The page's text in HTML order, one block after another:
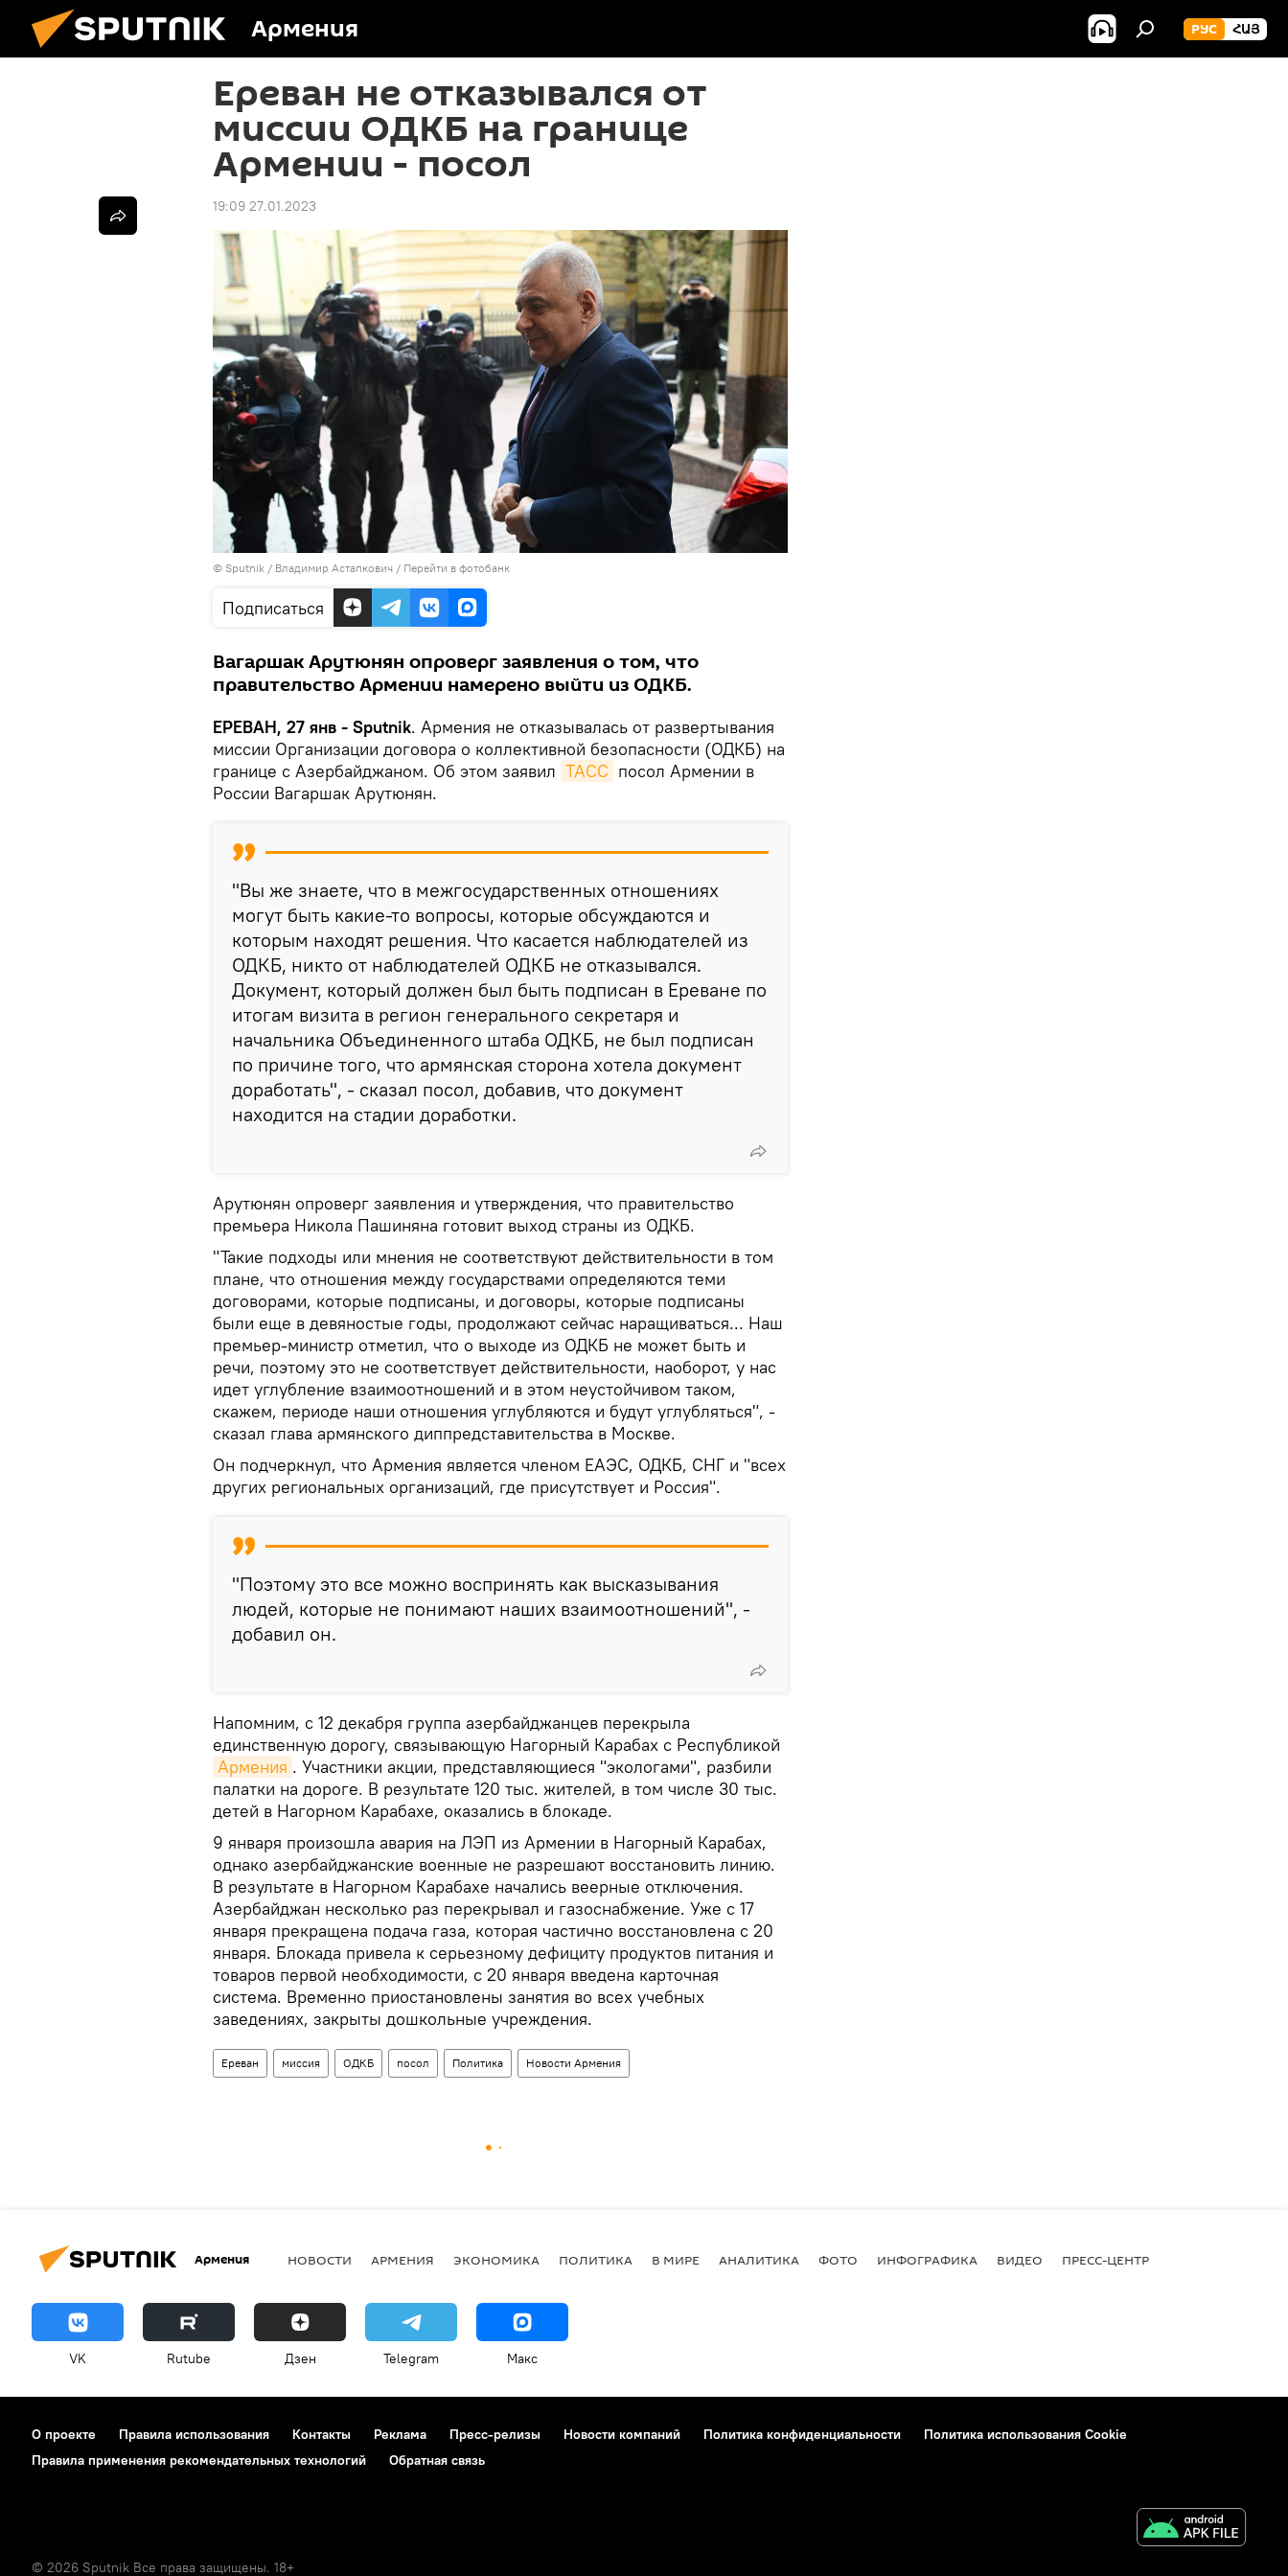
Армения РУС ՀԱՅ
Ереван не отказывался от
миссии ОДКБ на границе
Армении - посол
19:09 27.01.2023
© Sputnik / Владимир Астапкович / Перейти в фотобанк
Подписаться
Вагаршак Арутюнян опроверг заявления о том, что
правительство Армении намерено выйти из ОДКБ.
ЕРЕВАН, 27 янв - Sputnik. Армения не отказывалась от развертывания
миссии Организации договора о коллективной безопасности (ОДКБ) на
границе с Азербайджаном. Об этом заявил ТАСС посол Армении в
России Вагаршак Арутюнян.
"Вы же знаете, что в межгосударственных отношениях
могут быть какие-то вопросы, которые обсуждаются и
которым находят решения. Что касается наблюдателей из
ОДКБ, никто от наблюдателей ОДКБ не отказывался.
Документ, который должен был быть подписан в Ереване по
итогам визита в регион генерального секретаря и
начальника Объединенного штаба ОДКБ, не был подписан
по причине того, что армянская сторона хотела документ
доработать", - сказал посол, добавив, что документ
находится на стадии доработки.
Арутюнян опроверг заявления и утверждения, что правительство
премьера Никола Пашиняна готовит выход страны из ОДКБ.
"Такие подходы или мнения не соответствуют действительности в том
плане, что отношения между государствами определяются теми
договорами, которые подписаны, и договоры, которые подписаны
были еще в девяностые годы, продолжают сейчас наращиваться... Наш
премьер-министр отметил, что о выходе из ОДКБ не может быть и
речи, поэтому это не соответствует действительности, наоборот, у нас
идет углубление взаимоотношений и в этом неустойчивом таком,
скажем, периоде наши отношения углубляются и будут углубляться", -
сказал глава армянского диппредставительства в Москве.
Он подчеркнул, что Армения является членом ЕАЭС, ОДКБ, СНГ и "всех
других региональных организаций, где присутствует и Россия".
"Поэтому это все можно воспринять как высказывания
людей, которые не понимают наших взаимоотношений", -
добавил он.
Напомним, с 12 декабря группа азербайджанцев перекрыла
единственную дорогу, связывающую Нагорный Карабах с Республикой
Армения . Участники акции, представляющиеся "экологами", разбили
палатки на дороге. В результате 120 тыс. жителей, в том числе 30 тыс.
детей в Нагорном Карабахе, оказались в блокаде.
9 января произошла авария на ЛЭП из Армении в Нагорный Карабах,
однако азербайджанские военные не разрешают восстановить линию.
В результате в Нагорном Карабахе начались веерные отключения.
Азербайджан несколько раз перекрывал и газоснабжение. Уже с 17
января прекращена подача газа, которая частично восстановлена с 20
января. Блокада привела к серьезному дефициту продуктов питания и
товаров первой необходимости, с 20 января введена карточная
система. Временно приостановлены занятия во всех учебных
заведениях, закрыты дошкольные учреждения.
Ереван миссия ОДКБ посол Политика Новости Армения
Армения НОВОСТИ АРМЕНИЯ ЭКОНОМИКА ПОЛИТИКА В МИРЕ АНАЛИТИКА ФОТО ИНФОГРАФИКА ВИДЕО ПРЕСС-ЦЕНТР
VK Rutube Дзен Telegram Макс
О проекте Правила использования Контакты Реклама Пресс-релизы Новости компаний Политика конфиденциальности
Политика использования Cookie
Правила применения рекомендательных технологий
Обратная связь
© 2026 Sputnik Все права защищены. 18+